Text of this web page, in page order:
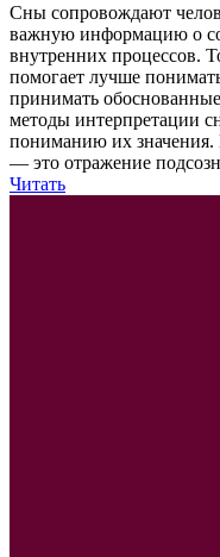
Сны сопровождают
важную информацию о
внутренних процессов.
помогает лучше
принимать
методы интерпретации
пониманию их
— это отражение
Читать